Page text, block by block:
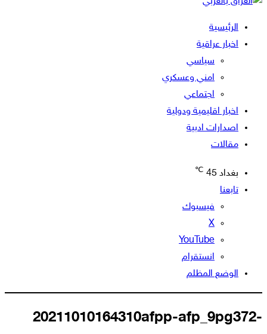
الرئيسية
اخبار عراقية
سياسي
امني وعسكري
اجتماعي
اخبار اقليمية ودولية
اصدارات ادبية
مقالات
بغداد 45
℃
تابعنا
فيسبوك
‫X
‫YouTube
انستقرام
الوضع المظلم
20211010164310afpp-afp_9pg372-